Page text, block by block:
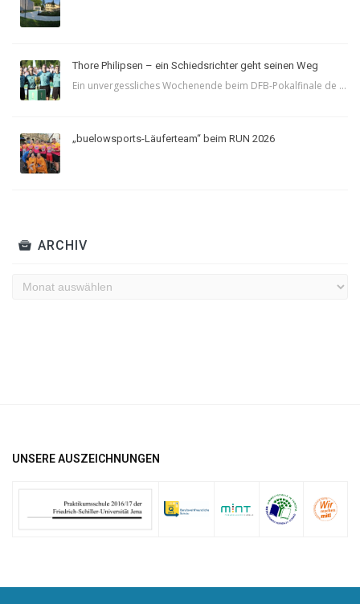
Thore Philipsen – ein Schiedsrichter geht seinen Weg
Ein unvergessliches Wochenende beim DFB-Pokalfinale de ...
„buelowsports-Läuferteam“ beim RUN 2026
ARCHIV
Archiv
UNSERE AUSZEICHNUNGEN